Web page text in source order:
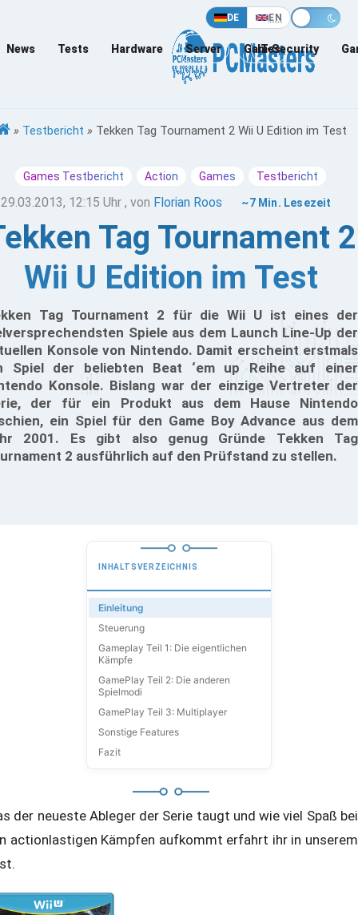
DE EN
News Tests Hardware Server Games
IT-Security
» Testbericht » Tekken Tag Tournament 2 Wii U Edition im Test
Games Testbericht Action Games Testbericht
29.03.2013, 12:15 Uhr , von Florian Roos ~7 Min. Lesezeit
Tag Tournament 2
Wii U Edition im Test
Tag Tournament 2 für die Wii U ist eines der
Spiele aus dem Launch Line-Up der
Konsole von Nintendo. Damit erscheint erstmals
Spiel der beliebten Beat ‘em up Reihe auf einer
Konsole. Bislang war der einzige Vertreter der
der für ein Produkt aus dem Hause Nintendo
ein Spiel für den Game Boy Advance aus dem
2001. Es gibt also genug Gründe Tekken Tag
2 ausführlich auf den Prüfstand zu stellen.
INHALTSVERZEICHNIS
Einleitung
Steuerung
Gameplay Teil 1: Die eigentlichen
Kämpfe
GamePlay Teil 2: Die anderen
Spielmodi
GamePlay Teil 3: Multiplayer
Sonstige Features
Fazit
der neueste Ableger der Serie taugt und wie viel Spaß bei
actionlastigen Kämpfen aufkommt erfahrt ihr in unserem